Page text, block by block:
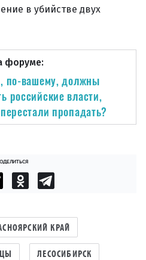
в убийстве двух
форуме:
по-вашему, должны
российские власти,
пропадать?
КРАЙ
ЛЕСОСИБИРСК